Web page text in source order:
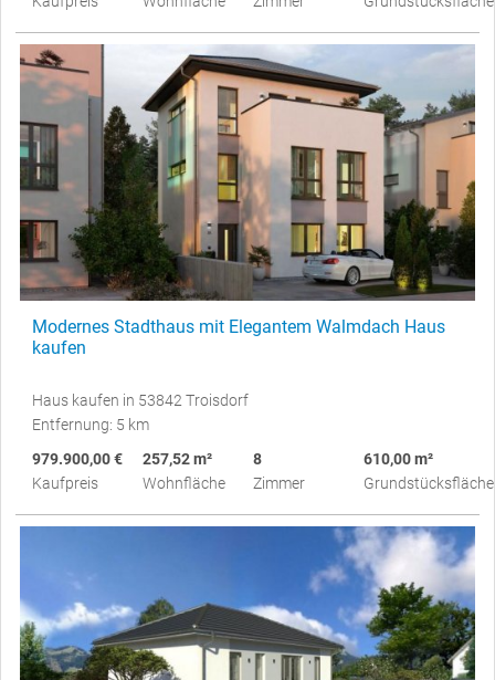
Modernes Stadthaus mit Elegantem Walmdach Haus
kaufen
Haus kaufen in 53842 Troisdorf
Entfernung: 5 km
979.900,00 €
Kaufpreis
257,52 m²
Wohnfläche
8
Zimmer
610,00 m²
Grundstücksfläche